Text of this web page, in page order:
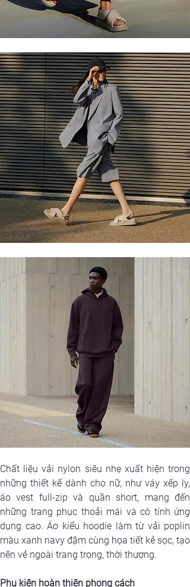
Chất liệu vải nylon siêu nhẹ xuất hiện trong
những thiết kế dành cho nữ, như váy xếp ly,
áo vest full-zip và quần short, mang đến
những trang phục thoải mái và có tính ứng
dụng cao. Áo kiểu hoodie làm từ vải poplin
màu xanh navy đậm cùng họa tiết kẻ sọc, tạo
nên vẻ ngoài trang trọng, thời thượng.
Phụ kiện hoàn thiện phong cách